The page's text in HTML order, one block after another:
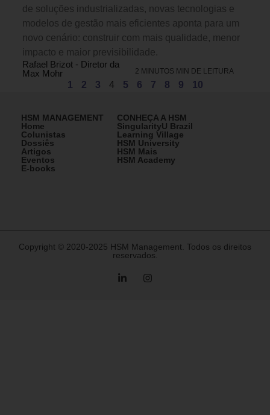
de soluções industrializadas, novas tecnologias e
modelos de gestão mais eficientes aponta para um
novo cenário: construir com mais qualidade, menor
impacto e maior previsibilidade.
Rafael Brizot - Diretor da
Max Mohr
2 MINUTOS MIN DE LEITURA
1 2 3 4 5 6 7 8 9 10
HSM MANAGEMENT
Home
Colunistas
Dossiês
Artigos
Eventos
E-books
CONHEÇA A HSM
SingularityU Brazil
Learning Village
HSM University
HSM Mais
HSM Academy
Copyright © 2020-2025 HSM Management. Todos os direitos
reservados.